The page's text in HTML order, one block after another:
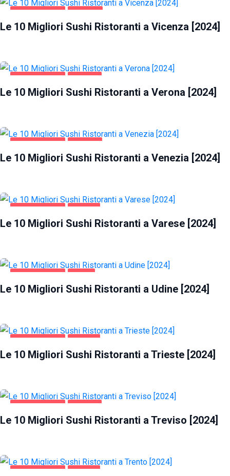
GASTRONOMIA VICENZA
Le 10 Migliori Sushi Ristoranti a Vicenza [2024]
GASTRONOMIA VERONA
Le 10 Migliori Sushi Ristoranti a Verona [2024]
GASTRONOMIA VENEZIA
Le 10 Migliori Sushi Ristoranti a Venezia [2024]
GASTRONOMIA VARESE
Le 10 Migliori Sushi Ristoranti a Varese [2024]
GASTRONOMIA UDINE
Le 10 Migliori Sushi Ristoranti a Udine [2024]
GASTRONOMIA TRIESTE
Le 10 Migliori Sushi Ristoranti a Trieste [2024]
GASTRONOMIA TREVISO
Le 10 Migliori Sushi Ristoranti a Treviso [2024]
GASTRONOMIA TRENTO